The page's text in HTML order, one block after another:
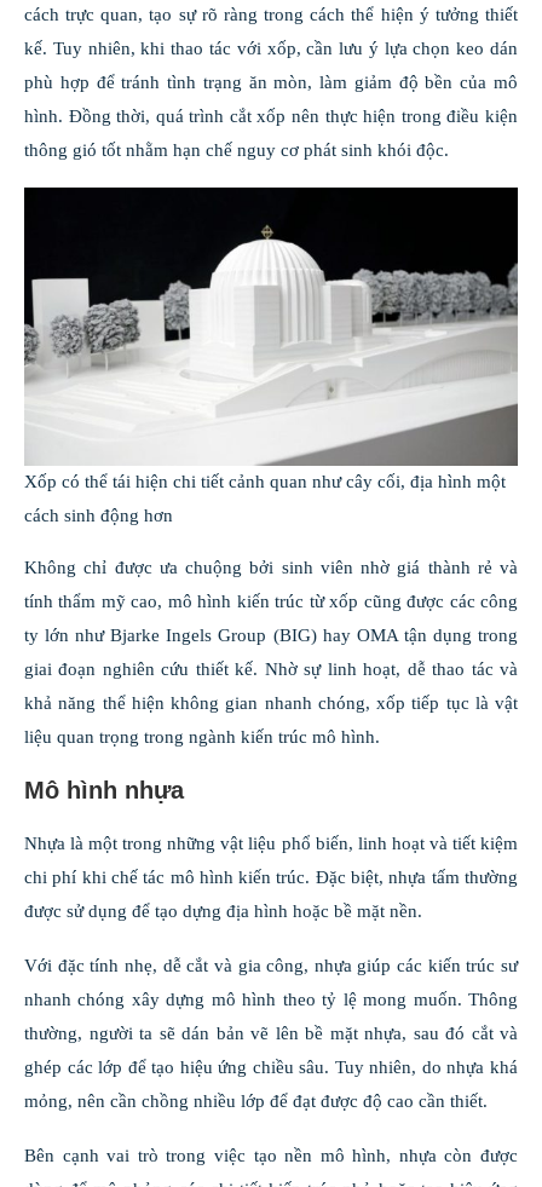
cách trực quan, tạo sự rõ ràng trong cách thể hiện ý tưởng thiết
kế. Tuy nhiên, khi thao tác với xốp, cần lưu ý lựa chọn keo dán
phù hợp để tránh tình trạng ăn mòn, làm giảm độ bền của mô
hình. Đồng thời, quá trình cắt xốp nên thực hiện trong điều kiện
thông gió tốt nhằm hạn chế nguy cơ phát sinh khói độc.
Xốp có thể tái hiện chi tiết cảnh quan như cây cối, địa hình một
cách sinh động hơn
Không chỉ được ưa chuộng bởi sinh viên nhờ giá thành rẻ và
tính thẩm mỹ cao, mô hình kiến trúc từ xốp cũng được các công
ty lớn như Bjarke Ingels Group (BIG) hay OMA tận dụng trong
giai đoạn nghiên cứu thiết kế. Nhờ sự linh hoạt, dễ thao tác và
khả năng thể hiện không gian nhanh chóng, xốp tiếp tục là vật
liệu quan trọng trong ngành kiến trúc mô hình.
Mô hình nhựa
Nhựa là một trong những vật liệu phổ biến, linh hoạt và tiết kiệm
chi phí khi chế tác mô hình kiến trúc. Đặc biệt, nhựa tấm thường
được sử dụng để tạo dựng địa hình hoặc bề mặt nền.
Với đặc tính nhẹ, dễ cắt và gia công, nhựa giúp các kiến trúc sư
nhanh chóng xây dựng mô hình theo tỷ lệ mong muốn. Thông
thường, người ta sẽ dán bản vẽ lên bề mặt nhựa, sau đó cắt và
ghép các lớp để tạo hiệu ứng chiều sâu. Tuy nhiên, do nhựa khá
mỏng, nên cần chồng nhiều lớp để đạt được độ cao cần thiết.
Bên cạnh vai trò trong việc tạo nền mô hình, nhựa còn được